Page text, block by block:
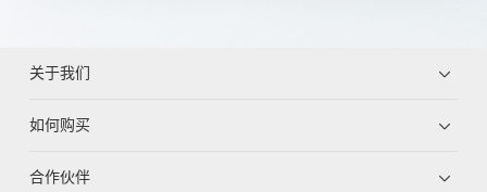
关于我们
如何购买
合作伙伴